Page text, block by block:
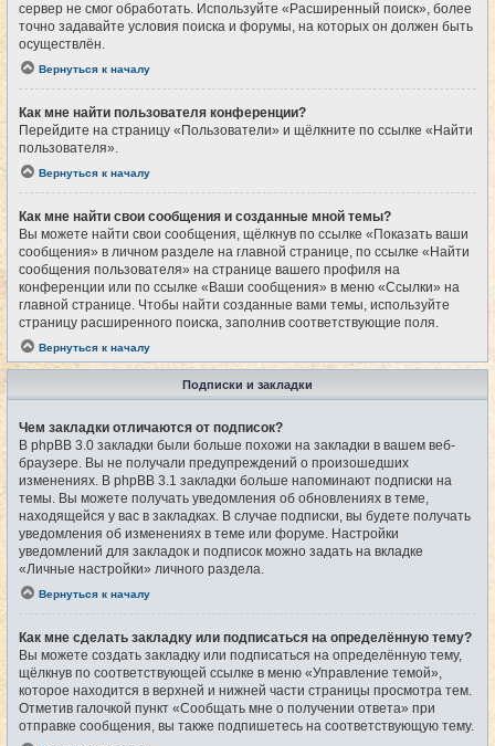
сервер не смог обработать. Используйте «Расширенный поиск», более
точно задавайте условия поиска и форумы, на которых он должен быть
осуществлён.
Вернуться к началу
Как мне найти пользователя конференции?
Перейдите на страницу «Пользователи» и щёлкните по ссылке «Найти
пользователя».
Вернуться к началу
Как мне найти свои сообщения и созданные мной темы?
Вы можете найти свои сообщения, щёлкнув по ссылке «Показать ваши
сообщения» в личном разделе на главной странице, по ссылке «Найти
сообщения пользователя» на странице вашего профиля на
конференции или по ссылке «Ваши сообщения» в меню «Ссылки» на
главной странице. Чтобы найти созданные вами темы, используйте
страницу расширенного поиска, заполнив соответствующие поля.
Вернуться к началу
Подписки и закладки
Чем закладки отличаются от подписок?
В phpBB 3.0 закладки были больше похожи на закладки в вашем веб-
браузере. Вы не получали предупреждений о произошедших
изменениях. В phpBB 3.1 закладки больше напоминают подписки на
темы. Вы можете получать уведомления об обновлениях в теме,
находящейся у вас в закладках. В случае подписки, вы будете получать
уведомления об изменениях в теме или форуме. Настройки
уведомлений для закладок и подписок можно задать на вкладке
«Личные настройки» личного раздела.
Вернуться к началу
Как мне сделать закладку или подписаться на определённую тему?
Вы можете создать закладку или подписаться на определённую тему,
щёлкнув по соответствующей ссылке в меню «Управление темой»,
которое находится в верхней и нижней части страницы просмотра тем.
Отметив галочкой пункт «Сообщать мне о получении ответа» при
отправке сообщения, вы также подпишетесь на соответствующую тему.